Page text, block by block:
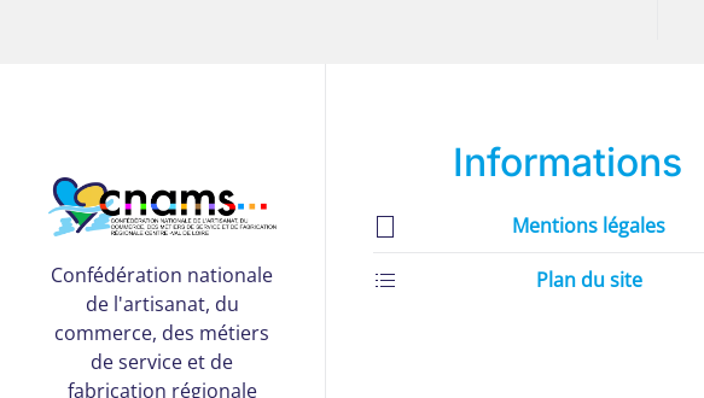
Confédération nationale
de l'artisanat, du
commerce, des métiers
de service et de
fabrication régionale
Informations
Mentions légales
Plan du site